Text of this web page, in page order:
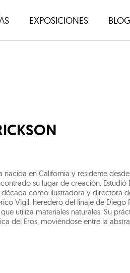
EXPOSICIONES BLOG
nacida en California y residente
su lugar de creación. Estudió
como ilustradora y directora
Vigil, heredero del linaje de
utiliza materiales naturales. Su
del Eros, moviéndose entre la